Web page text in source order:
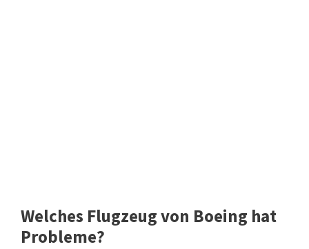
Welches Flugzeug von Boeing hat
Probleme?